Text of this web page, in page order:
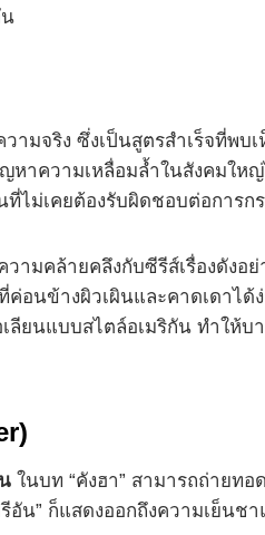
น
มจริง ซึ่งเป็นสูตรสำเร็จที่พบ
าความเหลื่อมล้ำในสังคมให
ม่เคยต้องรับผิดชอบต่อการก
ามคล้ายคลึงกับซีรีส์เรื่องดังอย่
นข้างผิวเผินและคาดเดาได้
ลียนแบบสไตล์อเมริกัน ทำให้
ในบท “คังฮา” สามารถถ่ายท
อัน” ก็แสดงออกถึงความเย็นช